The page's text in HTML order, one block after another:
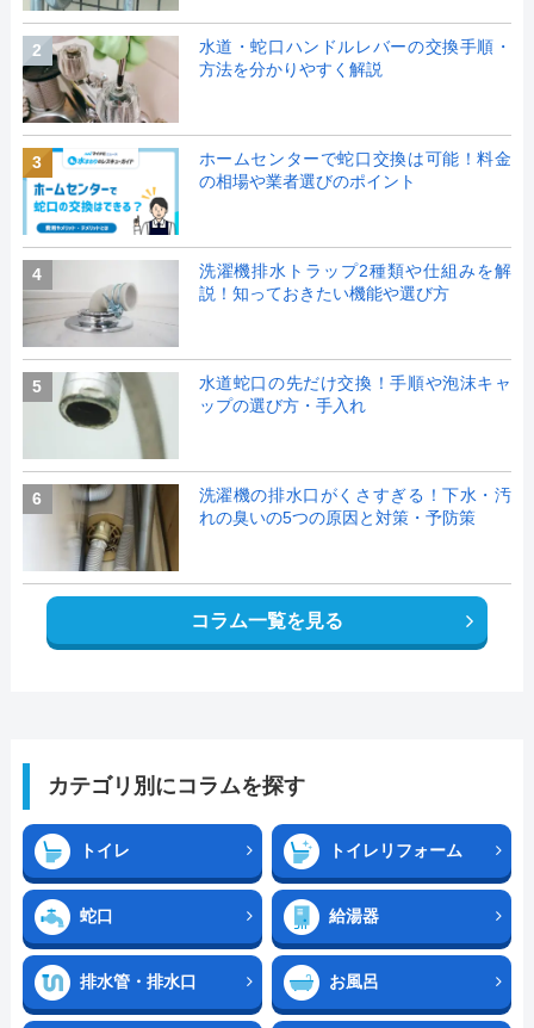
2
水道・蛇口ハンドルレバーの交換手順・
方法を分かりやすく解説
3
ホームセンターで蛇口交換は可能！料金
の相場や業者選びのポイント
4
洗濯機排水トラップ2種類や仕組みを解
説！知っておきたい機能や選び方
5
水道蛇口の先だけ交換！手順や泡沫キャ
ップの選び方・手入れ
6
洗濯機の排水口がくさすぎる！下水・汚
れの臭いの5つの原因と対策・予防策
コラム一覧を見る
カテゴリ別にコラムを探す
トイレ トイレリフォーム
蛇口 給湯器
排水管・排水口 お風呂